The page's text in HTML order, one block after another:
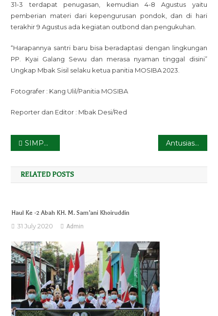
31-3 terdapat penugasan, kemudian 4-8 Agustus yaitu
pemberian materi dari kepengurusan pondok, dan di hari
terakhir 9 Agustus ada kegiatan outbond dan pengukuhan.
“Harapannya santri baru bisa beradaptasi dengan lingkungan
PP. Kyai Galang Sewu dan merasa nyaman tinggal disini”
Ungkap Mbak Sisil selaku ketua panitia MOSIBA 2023.
Fotografer : Kang Ulil/Panitia MOSIBA
Reporter dan Editor : Mbak Desi/Red
Post
navigation
SIMPUL SUMBU PELITA Antusiasme Santri KGS dalam Ikuti Imtihan Tahun Ajaran 2023/2024
RELATED POSTS
Haul Ke -2 Abah KH. M. Sam’ani Khoiruddin
31 July 2020 Admin